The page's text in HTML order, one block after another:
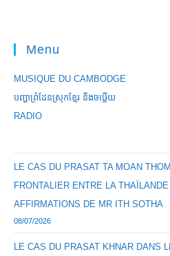
Menu
MUSIQUE DU CAMBODGE
បញ្ហាព្រំដែនស្រុកខ្មែរ និងចឞ្លើយ
RADIO
LE CAS DU PRASAT TA MOAN
FRONTALIER ENTRE LA
AFFIRMATIONS DE MR ITH SOTHA
08/07/2026
LE CAS DU PRASAT KHNAR DANS